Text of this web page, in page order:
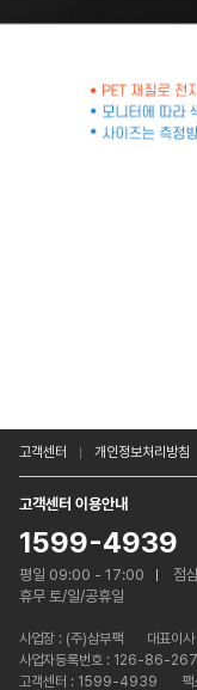
고객센터 개인정보처리방침
고객센터 이용안내
1599-4939
평일 09:00 - 17:00
점
휴무 토/일/공휴일
사업장 : (주)삼부팩
대표이
사업자등록번호 : 126-86-
고객센터 : 1599-4939